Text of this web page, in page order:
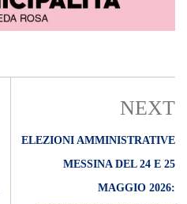
NEXT
ELEZIONI AMMINISTRATIVE
MESSINA DEL 24 E 25
MAGGIO 2026: